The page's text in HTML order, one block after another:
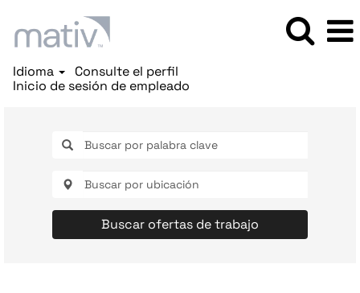
Idioma
Consulte el perfil
Inicio de sesión de empleado
Buscar ofertas de trabajo